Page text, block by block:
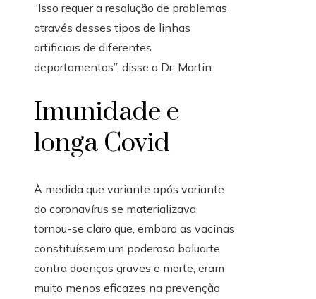
“Isso requer a resolução de problemas
através desses tipos de linhas
artificiais de diferentes
departamentos”, disse o Dr. Martin.
Imunidade e
longa Covid
À medida que variante após variante
do coronavírus se materializava,
tornou-se claro que, embora as vacinas
constituíssem um poderoso baluarte
contra doenças graves e morte, eram
muito menos eficazes na prevenção